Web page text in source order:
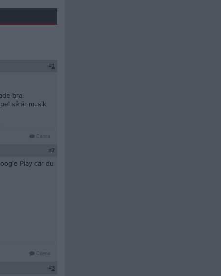
#1
bra.
så är musik
Citera
#2
Play där du
Citera
#3